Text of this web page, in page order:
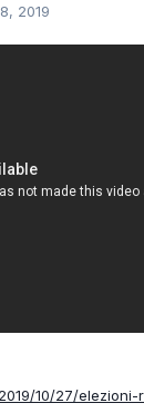
2019
10/27/